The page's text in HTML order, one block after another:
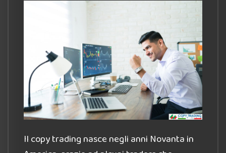
Il copy trading nasce negli anni Novanta in